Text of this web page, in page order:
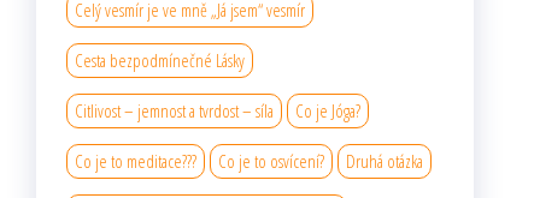
Celý vesmír je ve mně „Já jsem“ vesmír
Cesta bezpodmínečné Lásky
Citlivost – jemnost a tvrdost – síla Co je Jóga?
Co je to meditace??? Co je to osvícení? Druhá otázka